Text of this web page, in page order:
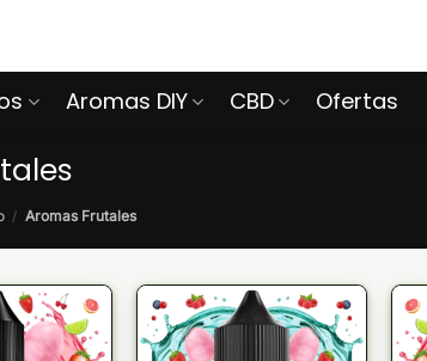
Aromas DIY CBD Ofertas
/ Aromas Frutales